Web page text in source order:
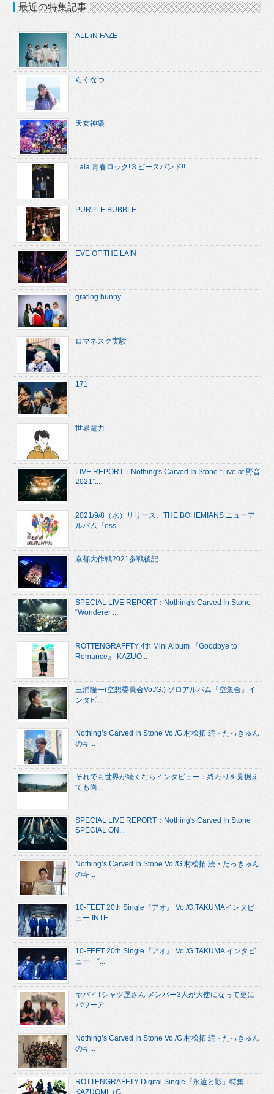
最近の特集記事
ALL iN FAZE
らくなつ
天女神樂
Lala 青春ロック!３ピースバンド!!
PURPLE BUBBLE
EVE OF THE LAIN
grating hunny
ロマネスク実験
171
世界電力
LIVE REPORT：Nothing's Carved In Stone “Live at 野音
2021”...
2021/9/8（水）リリース、THE BOHEMIANS ニューア
ルバム『ess...
京都大作戦2021参戦後記
SPECIAL LIVE REPORT：Nothing's Carved In Stone
“Wonderer ...
ROTTENGRAFFTY 4th Mini Album 『Goodbye to
Romance』 KAZUO...
三浦隆一(空想委員会Vo./G.) ソロアルバム『空集合』イ
ンタビ...
Nothing’s Carved In Stone Vo./G.村松拓 続・たっきゅん
のキ...
それでも世界が続くならインタビュー：終わりを見据え
ても尚...
SPECIAL LIVE REPORT：Nothing's Carved In Stone
SPECIAL ON...
Nothing’s Carved In Stone Vo./G.村松拓 続・たっきゅん
のキ...
10-FEET 20th Single『アオ』 Vo./G.TAKUMAインタビ
ュー INTE...
10-FEET 20th Single『アオ』 Vo./G.TAKUMA インタビ
ュー “...
ヤバイTシャツ屋さん メンバー3人が大使になって更に
パワーア...
Nothing’s Carved In Stone Vo./G.村松拓 続・たっきゅん
のキ...
ROTTENGRAFFTY Digital Single『永遠と影』特集：
KAZUOMI（G....